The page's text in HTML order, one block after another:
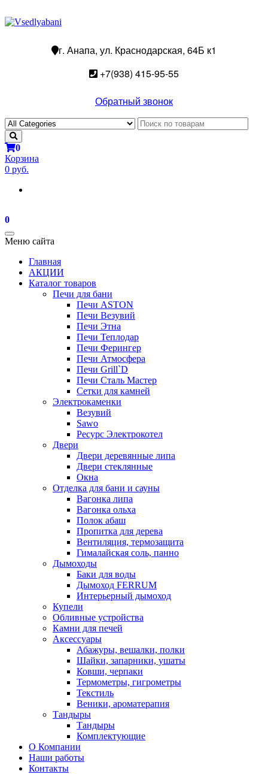
г. Анапа, ул. Краснодарская, 64Б к1
+7(938) 415-95-55
Обратный звонок
0
Корзина
0 руб.
0
Toggle
navigation
Меню сайта
Главная
АКЦИИ
Каталог товаров
Печи для бани
Печи ASTON
Печи Везувий
Печи Этна
Печи Теплодар
Печи Ферингер
Печи Атмосфера
Печи Grill`D
Печи Сталь Мастер
Сетки для камней
Электрокаменки
Везувий
Sawo
Ресурс Электрокотел
Двери
Двери деревянные липа
Двери стеклянные
Окна
Отделка для бани и сауны
Вагонка липа
Вагонка ольха
Полок абаш
Пропитка для дерева
Вентиляция, термозащита
Гималайская соль, панно
Дымоходы
Баки для воды
Дымоход FERRUM
Интерьерный дымоход
Купели
Обливные устройства
Камни для печей
Аксессуары
Абажуры, вешалки, полки
Шайки, запарники, ушаты
Ковши, черпаки
Термометры, гигрометры
Текстиль
Веники, ароматерапия
Тандыры
Тандыры
Комплектующие
О Компании
Наши работы
Контакты